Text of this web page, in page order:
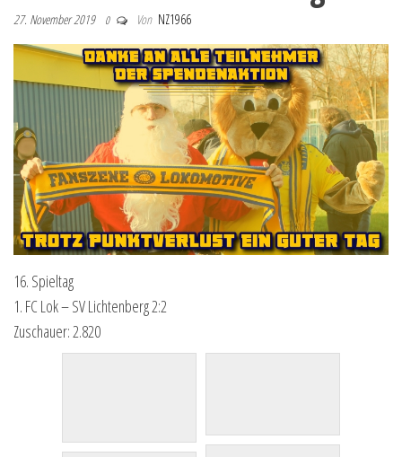
27. November 2019 0 Von NZ1966
16. Spieltag
1. FC Lok – SV Lichtenberg 2:2
Zuschauer: 2.820